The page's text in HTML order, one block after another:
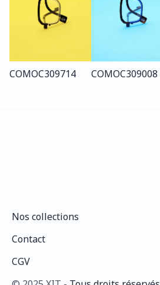
COMOC309714 COMOC309008
Nos collections
Contact
CGV